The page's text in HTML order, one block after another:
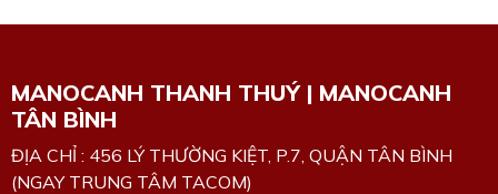
MANOCANH THANH THUÝ | MANOCANH
TÂN BÌNH
ĐỊA CHỈ : 456 LÝ THƯỜNG KIỆT, P.7, QUẬN TÂN BÌNH
(NGAY TRUNG TÂM TACOM)